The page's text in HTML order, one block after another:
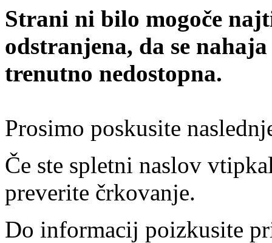
Strani ni bilo mogoče
odstranjena, da se
trenutno nedostopna.
Prosimo poskusite
Če ste spletni naslov
preverite črkovanje.
Do informacij poizkusite